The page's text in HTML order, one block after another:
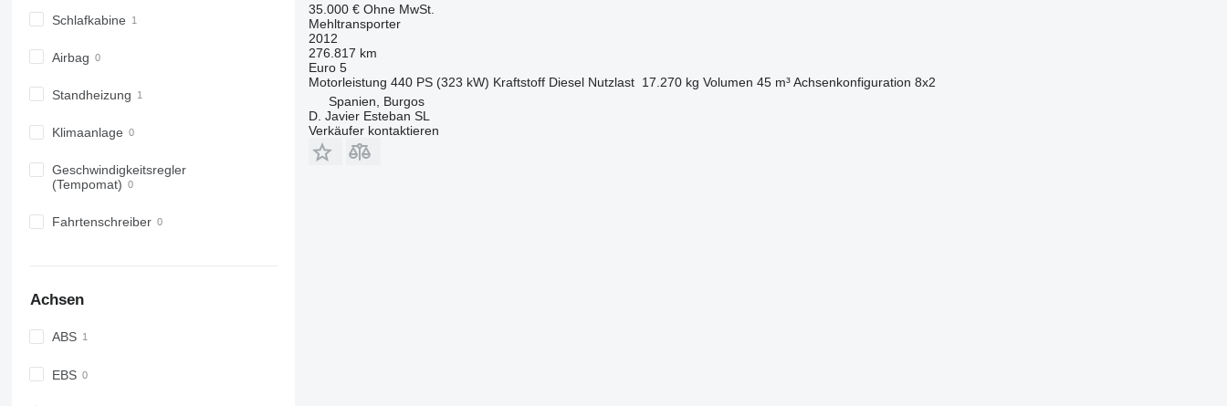
Schlafkabine
Airbag
Standheizung
Klimaanlage
Geschwindigkeitsregler
(Tempomat)
Fahrtenschreiber
Achsen
ABS
EBS
35.000 € Ohne MwSt.
Mehltransporter
2012
276.817 km
Euro 5
Motorleistung 440 PS (323 kW) Kraftstoff Diesel Nutzlast 17.270 kg Volumen 45 m³ Achsenkonfiguration 8x2
Spanien, Burgos
D. Javier Esteban SL
Verkäufer kontaktieren